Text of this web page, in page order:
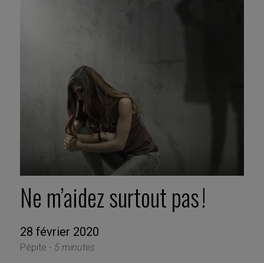
Ne m’aidez surtout pas !
28 février 2020
Pépite - 5 minutes